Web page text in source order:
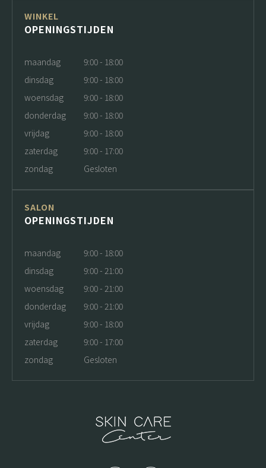
WINKEL
OPENINGSTIJDEN
maandag
9:00 - 18:00
dinsdag
9:00 - 18:00
woensdag
9:00 - 18:00
donderdag
9:00 - 18:00
vrijdag
9:00 - 18:00
zaterdag
9:00 - 17:00
zondag
Gesloten
SALON
OPENINGSTIJDEN
maandag
9:00 - 18:00
dinsdag
9:00 - 21:00
woensdag
9:00 - 21:00
donderdag
9:00 - 21:00
vrijdag
9:00 - 18:00
zaterdag
9:00 - 17:00
zondag
Gesloten